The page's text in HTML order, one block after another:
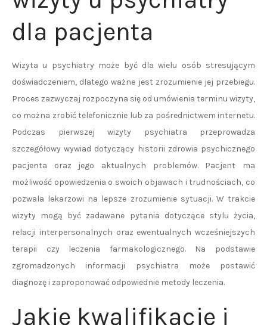
dla pacjenta
Wizyta u psychiatry może być dla wielu osób stresującym
doświadczeniem, dlatego ważne jest zrozumienie jej przebiegu.
Proces zazwyczaj rozpoczyna się od umówienia terminu wizyty,
co można zrobić telefonicznie lub za pośrednictwem internetu.
Podczas pierwszej wizyty psychiatra przeprowadza
szczegółowy wywiad dotyczący historii zdrowia psychicznego
pacjenta oraz jego aktualnych problemów. Pacjent ma
możliwość opowiedzenia o swoich objawach i trudnościach, co
pozwala lekarzowi na lepsze zrozumienie sytuacji. W trakcie
wizyty mogą być zadawane pytania dotyczące stylu życia,
relacji interpersonalnych oraz ewentualnych wcześniejszych
terapii czy leczenia farmakologicznego. Na podstawie
zgromadzonych informacji psychiatra może postawić
diagnozę i zaproponować odpowiednie metody leczenia.
Jakie kwalifikacje i